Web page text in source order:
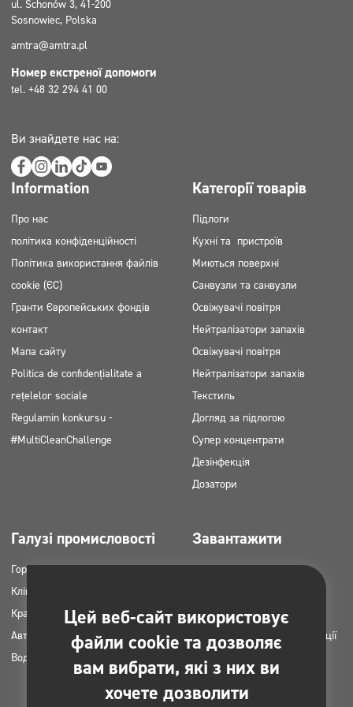
ul. Schonów 3, 41-200
Sosnowiec, Polska
amtra@amtra.pl
Номер екстреної допомоги
tel. +48 32 294 41 00
Ви знайдете нас на:
Information
Про нас
політика конфіденційності
Політика використання файлів
cookie (ЄС)
Гранти Європейських фондів
контакт
Мапа сайту
Politica de confidențialitate a
rețelelor sociale
Regulamin konkursu -
#MultiCleanChallenge
Категорії товарів
Підлоги
Кухні та пристроїв
Миються поверхні
Санвузли та санвузли
Освіжувачі повітря
Нейтралізатори запахів
Освіжувачі повітря
Нейтралізатори запахів
Текстиль
Догляд за підлогою
Супер концентрати
Дезінфекція
Дозатори
Галузі промисловості
Горець
Клінінгові компанії
Краса
Автомийки
Вода пральні
Завантажити
Каталоги продукції
Інструкція НАССР
Плани застосування продукції
Clinex
Фотографії для друку
Цей веб-сайт використовує
файли cookie та дозволяє
вам вибрати, які з них ви
хочете дозволити